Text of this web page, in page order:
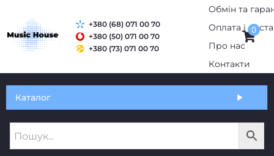
Обмін та
Оплата і
Про нас
Контакти
+380 (68) 071 00 70
+380 (50) 071 00 70
+380 (73) 071 00 70
0
Каталог